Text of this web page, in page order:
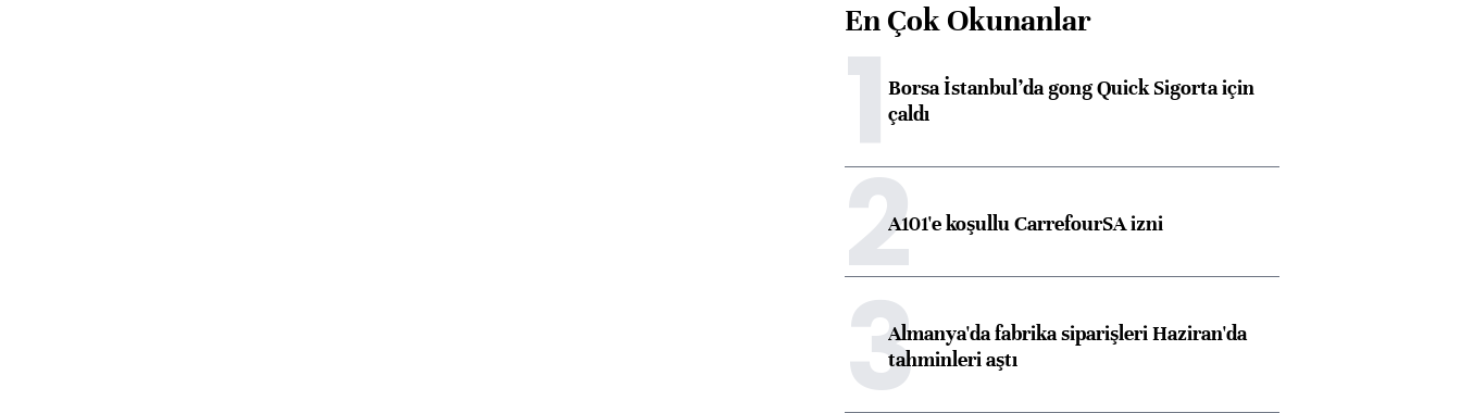
En Çok Okunanlar
1Borsa İstanbul’da gong Quick Sigorta için
çaldı
2A101'e koşullu CarrefourSA izni
3Almanya'da fabrika siparişleri Haziran'da
tahminleri aştı